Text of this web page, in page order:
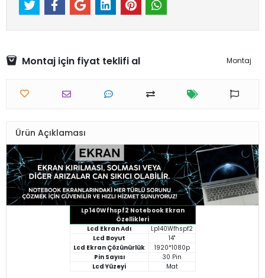
Montaj için fiyat teklifi al Montaj
Ürün Açıklaması
Lp140Wfhspf2 Notebook Ekran
Özellikleri
Lcd Ekran Adı
Lp140Wfhspf2
Lcd Boyut
14"
Lcd Ekran Çözünürlük
1920*1080p
Pin Sayısı
30 Pin
Lcd Yüzeyi
Mat